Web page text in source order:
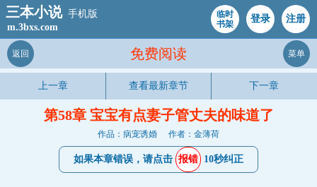
三本小说 手机版
m.3bxs.com
临时
书架
登录 注册
免费阅读
返回 菜单
上一章 查看最新章节 下一章
第58章 宝宝有点妻子管丈夫的味道了
作品：病宠诱婚 作者：金薄荷
如果本章错误，请点击 报错 10秒纠正